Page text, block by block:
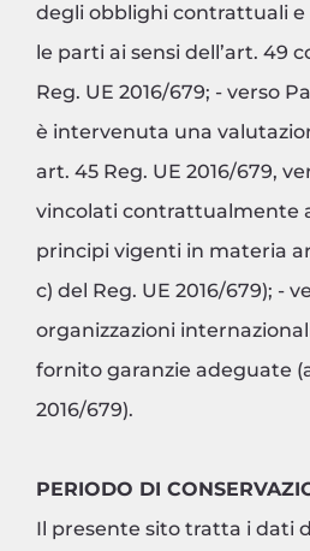
degli obblighi contrattuali
le parti ai sensi dell’art. 49
Reg. UE 2016/679; - verso
è intervenuta una
art. 45 Reg. UE 2016/679,
vincolati contrattualmente
principi vigenti in materia
c) del Reg. UE 2016/679); -
organizzazioni
fornito garanzie adeguate
2016/679).
PERIODO DI
Il presente sito tratta i dati